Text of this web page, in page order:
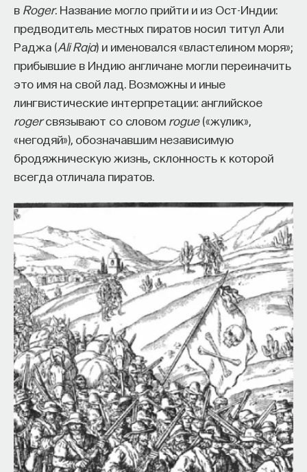
в Roger. Название могло прийти и из Ост-Индии:
предводитель местных пиратов носил титул Али
Раджа (Ali Raja) и именовался «властелином моря»;
прибывшие в Индию англичане могли переиначить
это имя на свой лад. Возможны и иные
лингвистические интерпретации: английское
rogerсвязывают со словом rogue(«жулик»,
«негодяй»), обозначавшим независимую
бродяжническую жизнь, склонность к которой
всегда отличала пиратов.